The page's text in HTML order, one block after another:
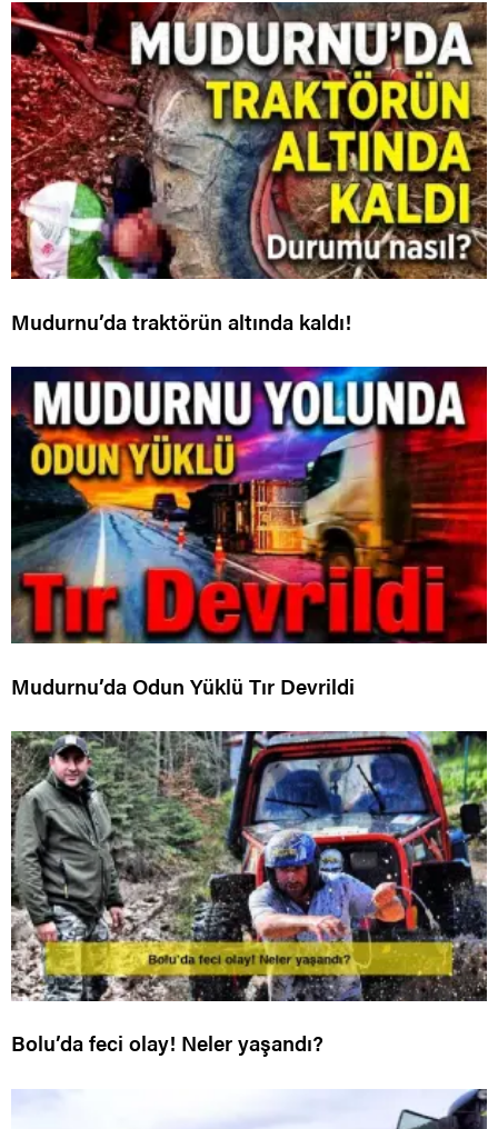
Mudurnu’da traktörün altında kaldı!
Mudurnu’da Odun Yüklü Tır Devrildi
Bolu’da feci olay! Neler yaşandı?